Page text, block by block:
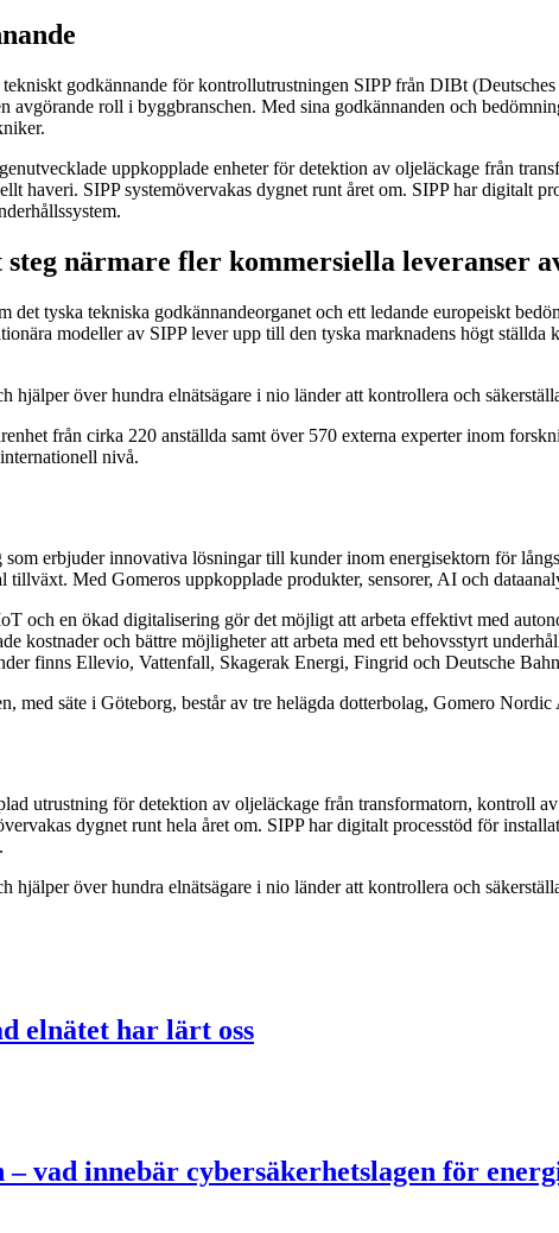
godkännande för kontrollutrustningen SIPP från DIBt
avgörande roll i byggbranschen. Med sina godkännanden och
uppkopplade enheter för detektion av oljeläckage från
haveri. SIPP systemövervakas dygnet runt året om. SIPP har
närmare fler kommersiella leveranser
det tyska tekniska godkännandeorganet och ett ledande europeiskt
modeller av SIPP lever upp till den tyska marknadens högt
hjälper över hundra elnätsägare i nio länder att kontrollera och
från cirka 220 anställda samt över 570 externa experter inom
nivå.
erbjuder innovativa lösningar till kunder inom energisektorn för
tillväxt. Med Gomeros uppkopplade produkter, sensorer, AI och
och en ökad digitalisering gör det möjligt att arbeta effektivt med
kostnader och bättre möjligheter att arbeta med ett behovsstyrt
finns Ellevio, Vattenfall, Skagerak Energi, Fingrid och Deutsche
med säte i Göteborg, består av tre helägda dotterbolag, Gomero
utrustning för detektion av oljeläckage från transformatorn, kontroll
dygnet runt hela året om. SIPP har digitalt processtöd för
hjälper över hundra elnätsägare i nio länder att kontrollera och
elnätet har lärt oss
vad innebär cybersäkerhetslagen för